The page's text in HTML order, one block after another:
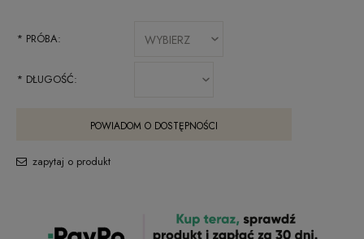
* PRÓBA:
* DŁUGOŚĆ:
POWIADOM O DOSTĘPNOŚCI
zapytaj o produkt